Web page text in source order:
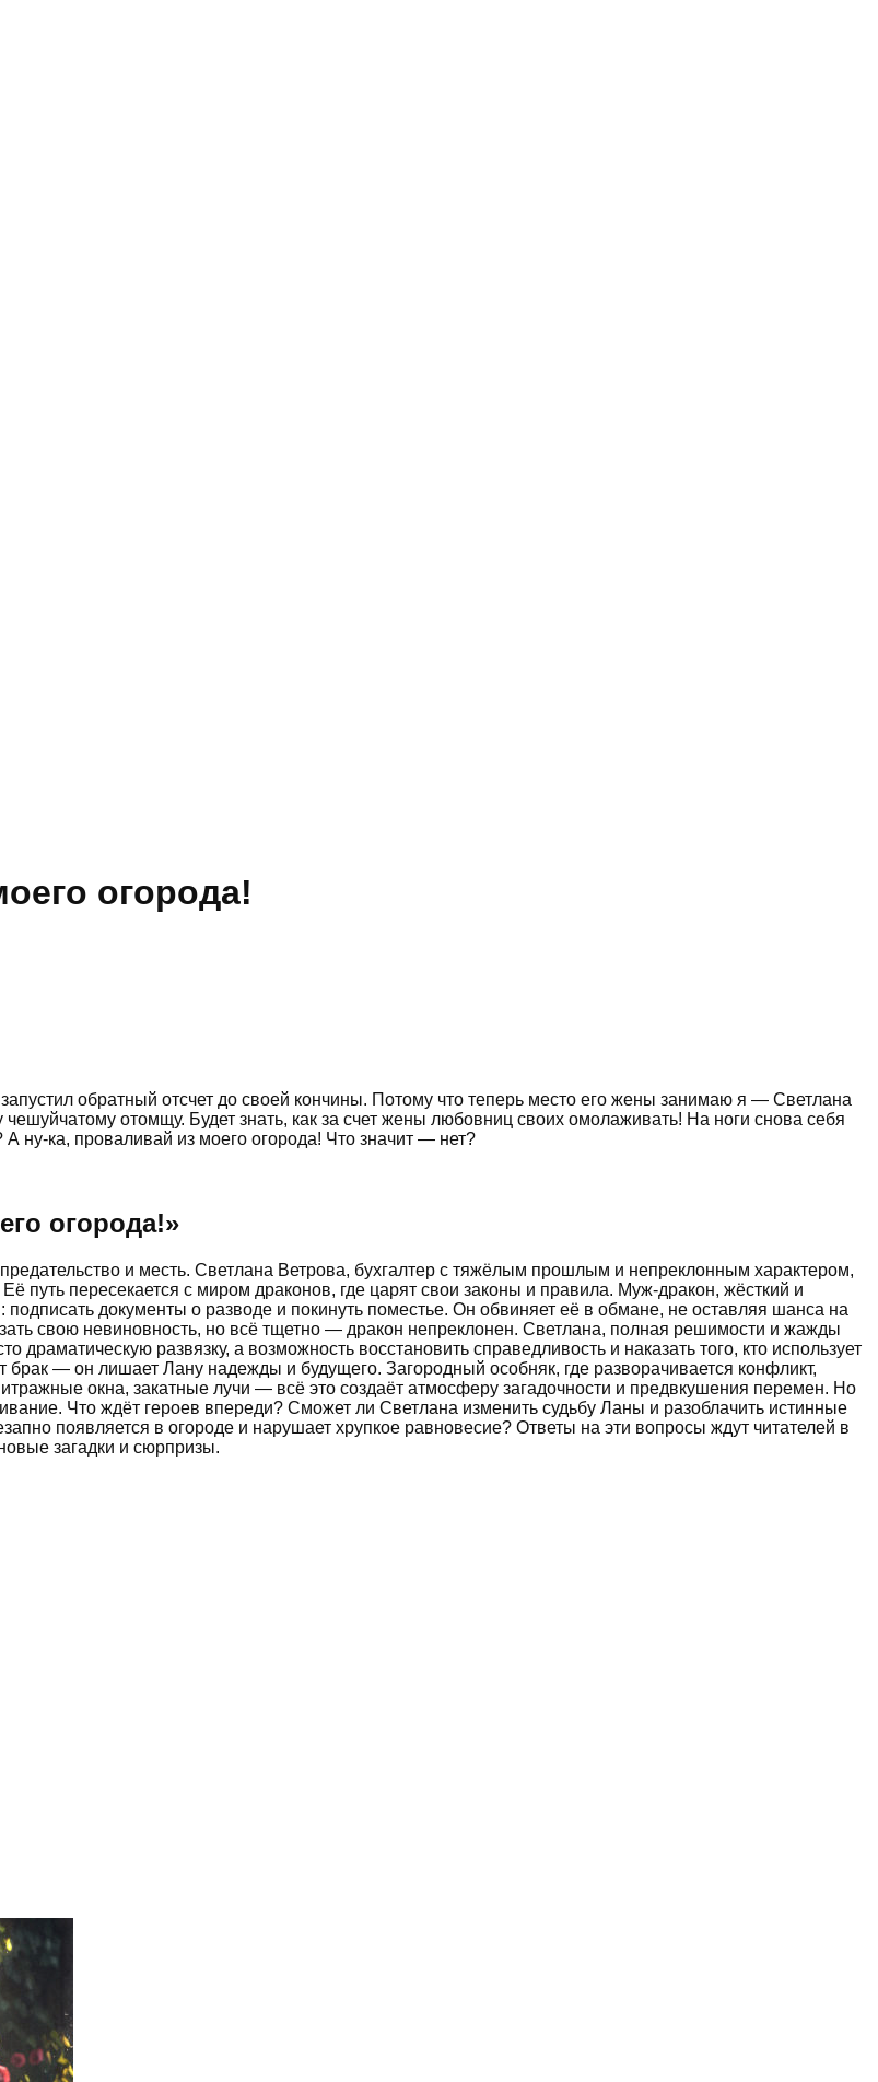
огорода!
обратный отсчет до своей кончины. Потому что теперь место его жены занимаю я — Светлана
отомщу. Будет знать, как за счет жены любовниц своих омолаживать! На ноги снова себя
ка, проваливай из моего огорода! Что значит — нет?
огорода!»
и месть. Светлана Ветрова, бухгалтер с тяжёлым прошлым и непреклонным характером,
путь пересекается с миром драконов, где царят свои законы и правила. Муж-дракон, жёсткий и
документы о разводе и покинуть поместье. Он обвиняет её в обмане, не оставляя шанса на
свою невиновность, но всё тщетно — дракон непреклонен. Светлана, полная решимости и жажды
развязку, а возможность восстановить справедливость и наказать того, кто использует
брак — он лишает Лану надежды и будущего. Загородный особняк, где разворачивается конфликт,
окна, закатные лучи — всё это создаёт атмосферу загадочности и предвкушения перемен. Но
Что ждёт героев впереди? Сможет ли Светлана изменить судьбу Ланы и разоблачить истинные
появляется в огороде и нарушает хрупкое равновесие? Ответы на эти вопросы ждут читателей в
загадки и сюрпризы.